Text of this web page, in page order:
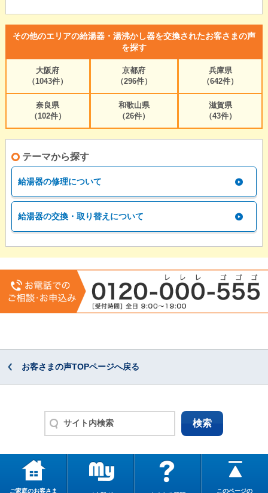
その他のエリアの給湯器・湯沸かし器を交換されたお客さまの声
を探す
大阪府
（1043件）
京都府
（296件）
兵庫県
（642件）
奈良県
（102件）
和歌山県
（26件）
滋賀県
（43件）
テーマから探す
給湯器の修理について
給湯器の交換・取り替えについて
お客さまの声TOPページへ戻る
ご家庭のお客さま このページの